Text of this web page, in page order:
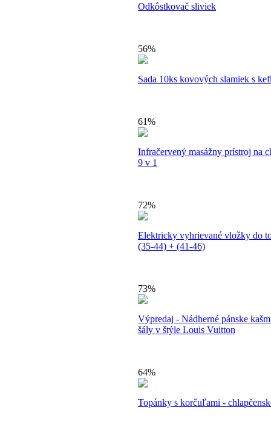
Odkôstkovač sliviek
56%
Sada 10ks kovových slamiek s
61%
Infračervený masážny prístroj na
9 v 1
72%
Elektricky vyhrievané vložky do
(35-44) + (41-46)
73%
Výpredaj - Nádherné pánske
šály v štýle Louis Vuitton
64%
Topánky s korčuľami -